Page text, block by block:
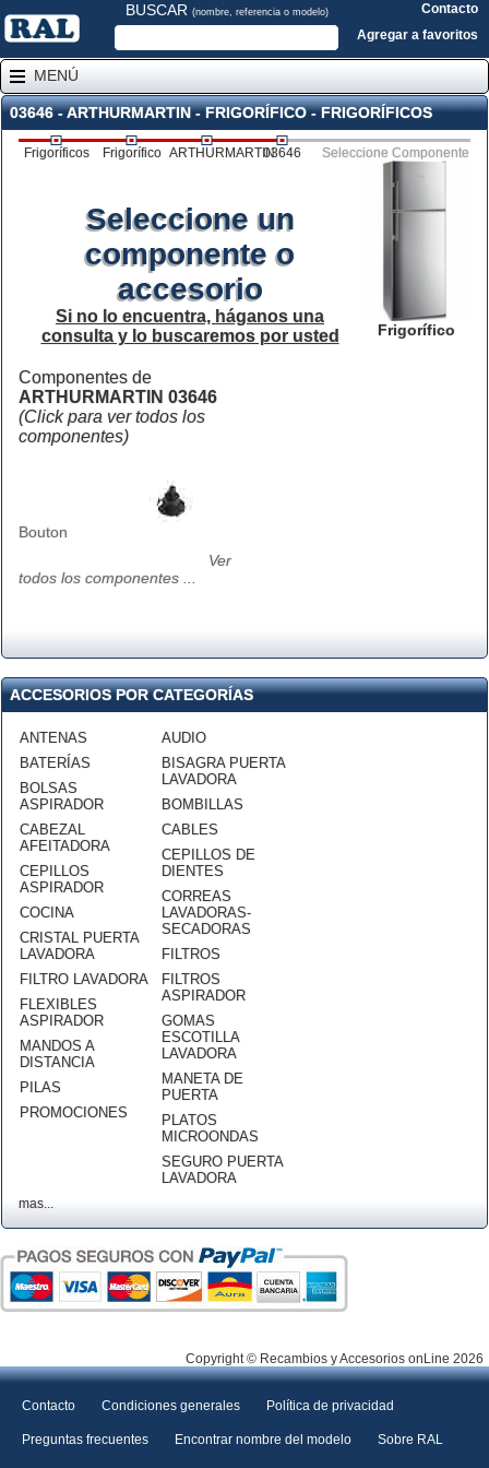
BUSCAR (nombre, referencia o modelo)
Contacto
Agregar a favoritos
MENÚ
03646 - ARTHURMARTIN - FRIGORÍFICO - FRIGORÍFICOS
Frigoríficos Frigorífico ARTHURMARTIN03646 Seleccione Componente
Frigorífico
Seleccione un
componente o
accesorio
Si no lo encuentra, háganos una
consulta y lo buscaremos por usted
Componentes de
ARTHURMARTIN 03646
(Click para ver todos los
componentes)
Bouton
Ver
todos los componentes ...
ACCESORIOS POR CATEGORÍAS
ANTENAS
BATERÍAS
BOLSAS
ASPIRADOR
CABEZAL
AFEITADORA
CEPILLOS
ASPIRADOR
COCINA
CRISTAL PUERTA
LAVADORA
FILTRO LAVADORA
FLEXIBLES
ASPIRADOR
MANDOS A
DISTANCIA
PILAS
PROMOCIONES
AUDIO
BISAGRA PUERTA
LAVADORA
BOMBILLAS
CABLES
CEPILLOS DE
DIENTES
CORREAS
LAVADORAS-
SECADORAS
FILTROS
FILTROS
ASPIRADOR
GOMAS
ESCOTILLA
LAVADORA
MANETA DE
PUERTA
PLATOS
MICROONDAS
SEGURO PUERTA
LAVADORA
mas...
Copyright © Recambios y Accesorios onLine 2026
Contacto Condiciones generales Política de privacidad
Preguntas frecuentes Encontrar nombre del modelo Sobre RAL